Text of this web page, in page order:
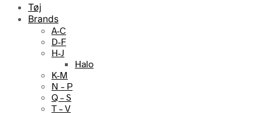
Tøj
Brands
A-C
D-F
H-J
Halo
K-M
N – P
Q – S
T – V